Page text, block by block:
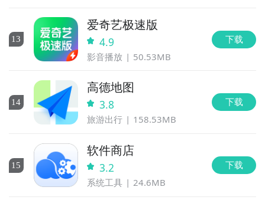
13
爱奇艺极速版
4.9
影音播放 50.53MB
下载
14
高德地图
3.8
旅游出行 158.53MB
下载
15
软件商店
3.2
系统工具 24.6MB
下载